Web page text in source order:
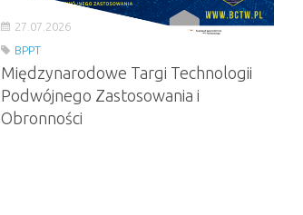
27.07.2026
BPPT
Międzynarodowe Targi Technologii
Podwójnego Zastosowania i
Obronności